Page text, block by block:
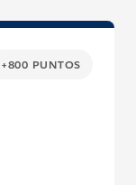
+800 PUNTOS